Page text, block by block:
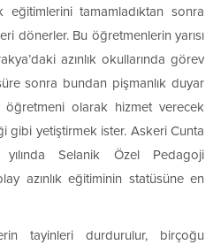
eğitimlerini tamamladıktan sonra
dönerler. Bu öğretmenlerin yarısı
azınlık okullarında görev
sonra bundan pişmanlık duyar
öğretmeni olarak hizmet verecek
gibi yetiştirmek ister. Askeri Cunta
Selanik Özel Pedagoji
azınlık eğitiminin statüsüne en
tayinleri durdurulur, birçoğu